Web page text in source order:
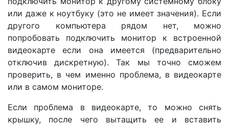
или даже к ноутбуку (это не имеет значения). Если
другого компьютера рядом нет, можно
попробовать подключить монитор к встроенной
видеокарте если она имеется (предварительно
отключив дискретную). Так мы точно сможем
проверить, в чем именно проблема, в видеокарте
или в самом мониторе.
Если проблема в видеокарте, то можно снять
крышку, после чего вытащить ее и вставить